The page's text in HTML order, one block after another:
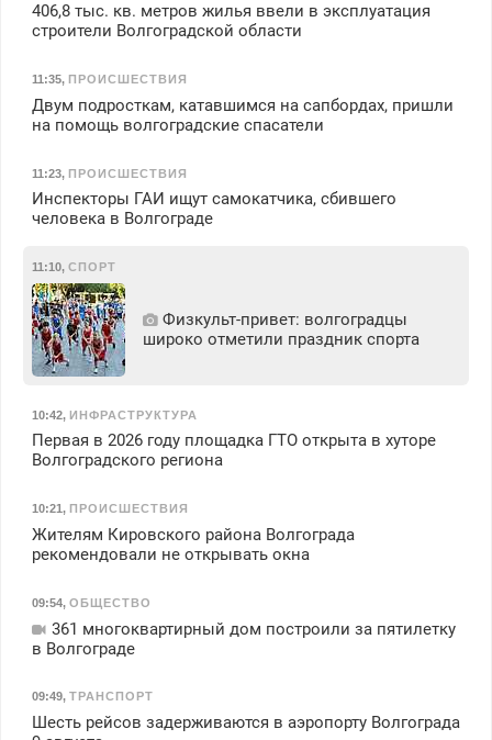
406,8 тыс. кв. метров жилья ввели в эксплуатация
строители Волгоградской области
11:35, ПРОИСШЕСТВИЯ
Двум подросткам, катавшимся на сапбордах, пришли
на помощь волгоградские спасатели
11:23, ПРОИСШЕСТВИЯ
Инспекторы ГАИ ищут самокатчика, сбившего
человека в Волгограде
11:10, СПОРТ
Физкульт‑привет: волгоградцы
широко отметили праздник спорта
10:42, ИНФРАСТРУКТУРА
Первая в 2026 году площадка ГТО открыта в хуторе
Волгоградского региона
10:21 , ПРОИСШЕСТВИЯ
Жителям Кировского района Волгограда
рекомендовали не открывать окна
09:54, ОБЩЕСТВО
361 многоквартирный дом построили за пятилетку
в Волгограде
09:49, ТРАНСПОРТ
Шесть рейсов задерживаются в аэропорту Волгограда